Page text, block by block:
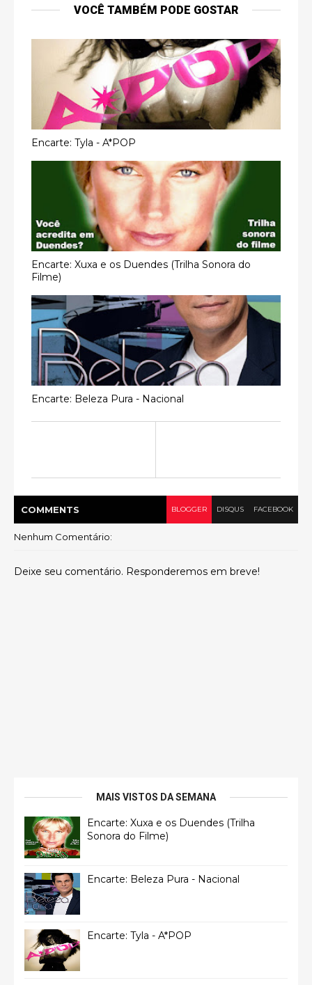
VOCÊ TAMBÉM PODE GOSTAR
Encarte: Tyla - A*POP
Encarte: Xuxa e os Duendes (Trilha Sonora do
Filme)
Encarte: Beleza Pura - Nacional
COMMENTS BLOGGER DISQUS FACEBOOK
Nenhum Comentário:
Deixe seu comentário. Responderemos em breve!
MAIS VISTOS DA SEMANA
Encarte: Xuxa e os Duendes (Trilha
Sonora do Filme)
Encarte: Beleza Pura - Nacional
Encarte: Tyla - A*POP